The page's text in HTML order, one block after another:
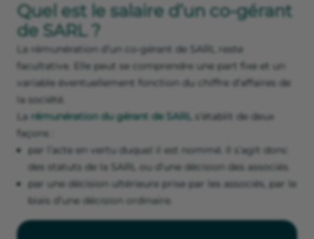
Quel est le salaire d’un co-gérant
de SARL ?
La rémunération d’un co-gérant de SARL reste
facultative. Elle peut se comprendre une part fixe et un
variable éventuellement fonction du chiffre d’affaires de
la société.
La rémunération du gérant de SARL s’établit de deux
façons :
par l’acte en vertu duquel il est nommé. Il s’agit donc
des statuts de la SARL ou d’une décision des associés.
par une décision ultérieure prise par les associés, par le
biais d’une décision ordinaire.